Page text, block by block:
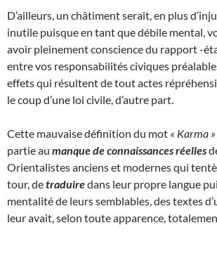
D’ailleurs, un châtiment serait, en plus
inutile puisque en tant que débile mental,
avoir pleinement conscience du rapport -
entre vos responsabilités civiques
effets qui résultent de tout actes
le coup d’une loi civile, d’autre part.
Cette mauvaise définition du mot « Karma »
partie au manque de connaissances réelles
Orientalistes anciens et modernes qui
tour, detraduiredans leur propre langue
mentalité de leurs semblables, des textes
leur avait, selon toute apparence,